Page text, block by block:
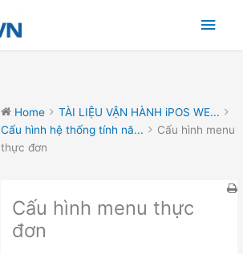
Main
Home
TÀI LIỆU VẬN HÀNH iPOS WE...
Cấu hình hệ thống tính nă...
Cấu hình menu
thực đơn
Cấu hình menu thực
đơn